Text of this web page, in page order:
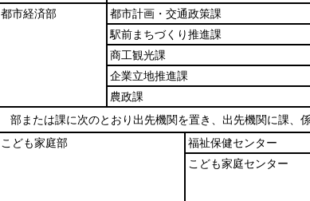
都市経済部
都市計画・交通政策課
駅前まちづくり推進課
商工観光課
企業立地推進課
農政課
部または課に次のとおり出先機関を置き、出先機関に課、
こども家庭部
福祉保健センター
こども家庭センター